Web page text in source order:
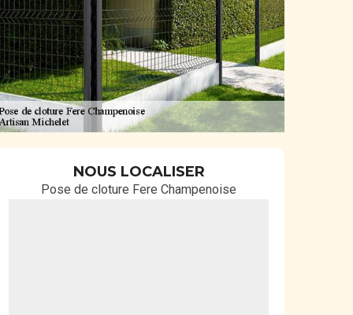
NOUS LOCALISER
Pose de cloture Fere Champenoise